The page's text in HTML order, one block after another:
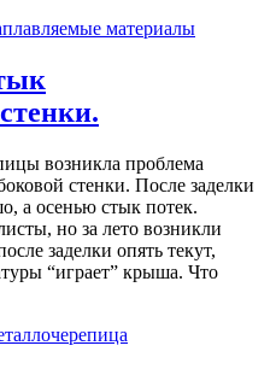
материалы
возникла проблема
стенки. После заделки
а осенью стык потек.
но за лето возникли
заделки опять текут,
“играет” крыша. Что